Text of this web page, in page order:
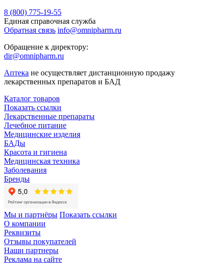
8 (800) 775-19-55
Единая справочная служба
Обратная связь info@omnipharm.ru
Обращение к директору:
dir@omnipharm.ru
Аптека не осуществляет дистанционную продажу
лекарственных препаратов и БАД
Каталог товаров
Показать ссылки
Лекарственные препараты
Лечебное питание
Медицинские изделия
БАДы
Красота и гигиена
Медицинская техника
Заболевания
Бренды
Мы и партнёры Показать ссылки
О компании
Реквизиты
Отзывы покупателей
Наши партнеры
Реклама на сайте